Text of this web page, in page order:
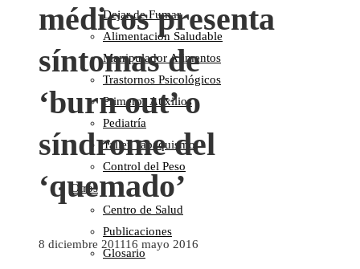
Manifiestos
Comunicados
En nuestra Web
Colaboraciones
Cartas al Director
Medios de Comunicación
Otros
Vídeos
Audio
Cara Oscura Sanidad
Humor
Cal y Arena
Dejar de Fumar
Alimentación Saludable
Manipulador Alimentos
Trastornos Psicológicos
Primeros Auxilios
Pediatría
Taller Tabaquismo
Control del Peso
Otros
Centro de Salud
Publicaciones
Glosario
médicos presenta
síntomas de
‘burn out’ o
síndrome del
‘quemado’
8 diciembre 201116 mayo 2016